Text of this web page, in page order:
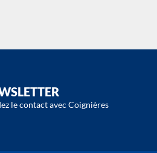
le contact avec Coignières